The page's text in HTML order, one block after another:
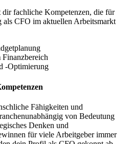
fachliche Kompetenzen, die für
als CFO im aktuellen Arbeitsmarkt
-Optimierung
Fähigkeiten und
von Bedeutung
Denken und
für viele Arbeitgeber immer